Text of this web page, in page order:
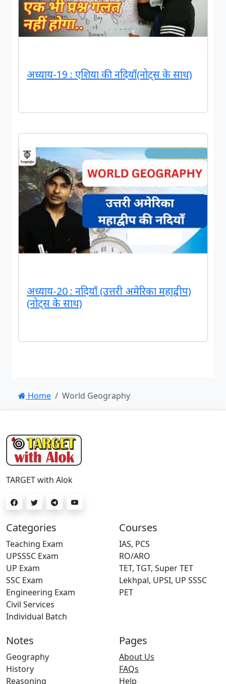
अध्याय-19 : एशिया की नदियाँ(नोट्स के साथ)
अध्याय-20 : नदियाँ (उत्तरी अमेरिका महाद्वीप)
(नोट्स के साथ)
Home World Geography
TARGET with Alok
Categories
Teaching Exam
UPSSSC Exam
UP Exam
SSC Exam
Engineering Exam
Civil Services
Individual Batch
Courses
IAS, PCS
RO/ARO
TET, TGT, Super TET
Lekhpal, UPSI, UP SSSC
PET
Notes
Geography
History
Reasoning
Pages
About Us
FAQs
Help